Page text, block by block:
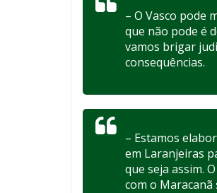
– O Vasco pode
que não pode é
vamos brigar
consequências.
– Estamos
em Laranjeiras
que seja assim.
com o Maracanã